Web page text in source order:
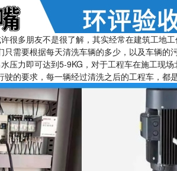
很多朋友不是很了解，其实经常在建筑工地
只需要根据每天清洗车辆的多少，以及车辆
压力即可达到5-9KG，对于工程车在施工现
的要求，每一辆经过清洗之后的工程车，都